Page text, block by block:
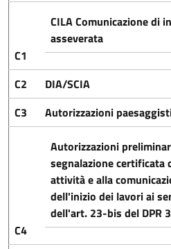
C1
CILA Comunicazione di
asseverata
C2
DIA/SCIA
C3
Autorizzazioni
C4
Autorizzazioni
segnalazione certificata
attività e alla
dell'inizio dei lavori ai
dell'art. 23-bis del DPR